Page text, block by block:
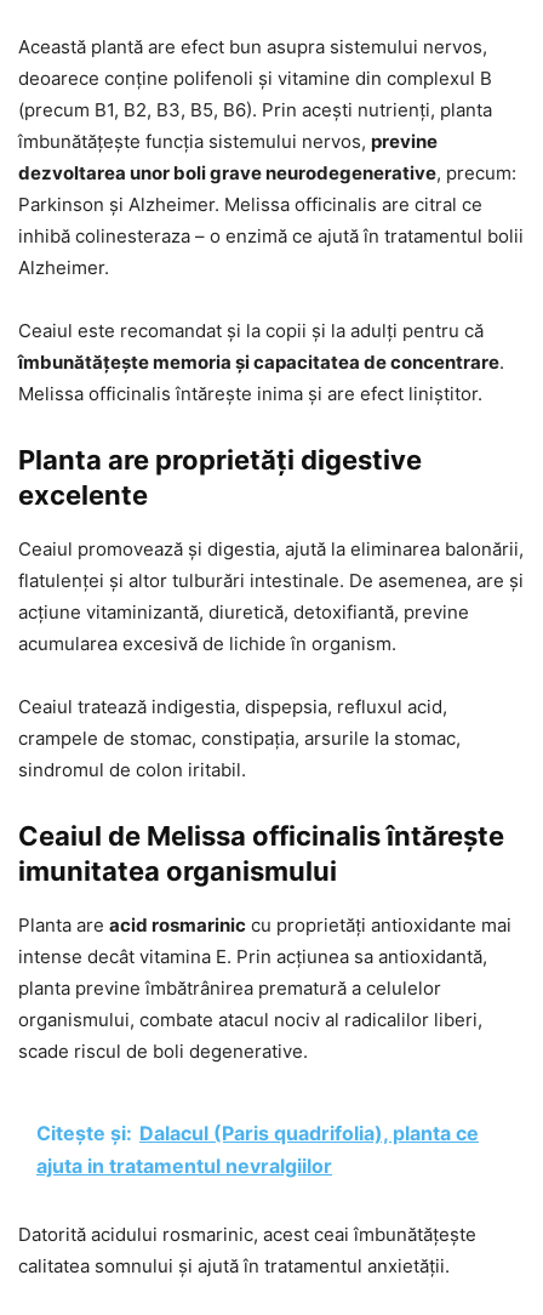
Această plantă are efect bun asupra sistemului nervos,
deoarece conține polifenoli și vitamine din complexul B
(precum B1, B2, B3, B5, B6). Prin acești nutrienți, planta
îmbunătățește funcția sistemului nervos, previne
dezvoltarea unor boli grave neurodegenerative, precum:
Parkinson și Alzheimer. Melissa officinalis are citral ce
inhibă colinesteraza – o enzimă ce ajută în tratamentul bolii
Alzheimer.
Ceaiul este recomandat și la copii și la adulți pentru că
îmbunătățește memoria și capacitatea de concentrare.
Melissa officinalis întărește inima și are efect liniștitor.
Planta are proprietăți digestive
excelente
Ceaiul promovează și digestia, ajută la eliminarea balonării,
flatulenței și altor tulburări intestinale. De asemenea, are și
acțiune vitaminizantă, diuretică, detoxifiantă, previne
acumularea excesivă de lichide în organism.
Ceaiul tratează indigestia, dispepsia, refluxul acid,
crampele de stomac, constipația, arsurile la stomac,
sindromul de colon iritabil.
Ceaiul de Melissa officinalis întărește
imunitatea organismului
Planta are acid rosmarinic cu proprietăți antioxidante mai
intense decât vitamina E. Prin acțiunea sa antioxidantă,
planta previne îmbătrânirea prematură a celulelor
organismului, combate atacul nociv al radicalilor liberi,
scade riscul de boli degenerative.
Citește și: Dalacul (Paris quadrifolia), planta ce
ajuta in tratamentul nevralgiilor
Datorită acidului rosmarinic, acest ceai îmbunătățește
calitatea somnului și ajută în tratamentul anxietății.